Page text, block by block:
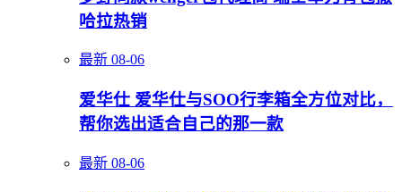
哈拉热销
最新 08-06
爱华仕 爱华仕与SOO行李箱全方位对比，
帮你选出适合自己的那一款
最新 08-06